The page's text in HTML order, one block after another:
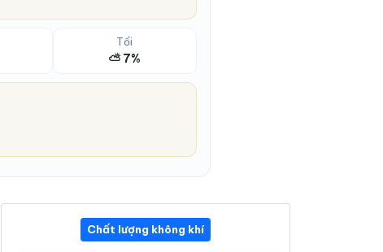
Tối
⛅ 7%
06:00 AM
07:00 AM
Chất lượng không khí